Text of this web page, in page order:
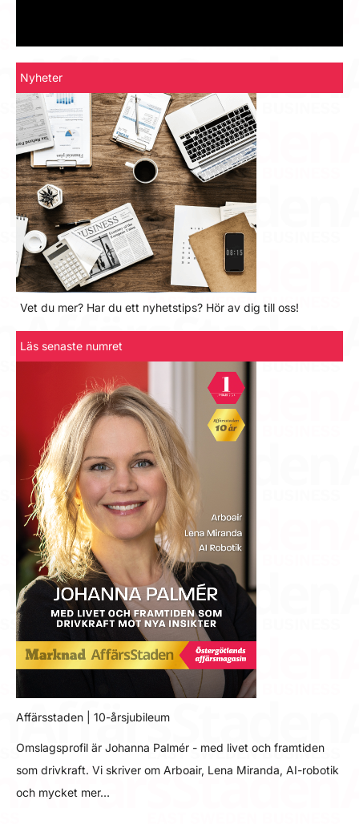
Nyheter
Vet du mer? Har du ett nyhetstips? Hör av dig till oss!
Läs senaste numret
Affärsstaden | 10-årsjubileum
Omslagsprofil är Johanna Palmér - med livet och framtiden
som drivkraft. Vi skriver om Arboair, Lena Miranda, AI-robotik
och mycket mer…